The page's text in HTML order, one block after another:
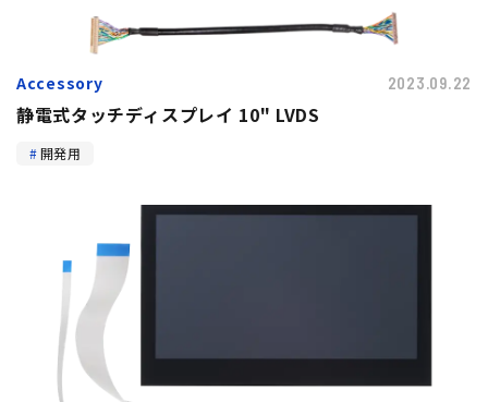
Accessory 2023.09.22
静電式タッチディスプレイ 10" LVDS
開発用